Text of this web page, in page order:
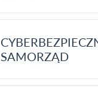
SAMORZĄD